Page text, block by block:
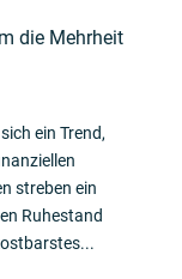
die Mehrheit
ein Trend,
streben ein
Ruhestand